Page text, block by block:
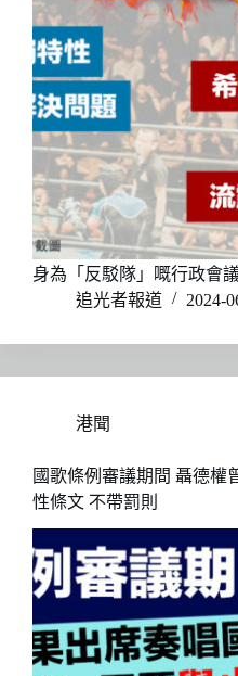
身為「反駁隊」嘅行政會
追光者報道
2024-
港聞
國歌條例審議期間 聶德權
性條文 不帶罰則